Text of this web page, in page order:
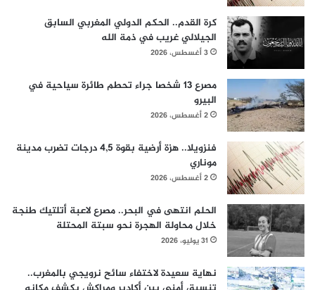
كرة القدم.. الحكم الدولي المغربي السابق
الجيلالي غريب في ذمة الله
3 أغسطس، 2026
مصرع 13 شخصا جراء تحطم طائرة سياحية في
البيرو
2 أغسطس، 2026
فنزويلا.. هزة أرضية بقوة 4,5 درجات تضرب مدينة
موناري
2 أغسطس، 2026
الحلم انتهى في البحر.. مصرع لاعبة أتلتيك طنجة
خلال محاولة الهجرة نحو سبتة المحتلة
31 يوليو، 2026
نهاية سعيدة لاختفاء سائح نرويجي بالمغرب..